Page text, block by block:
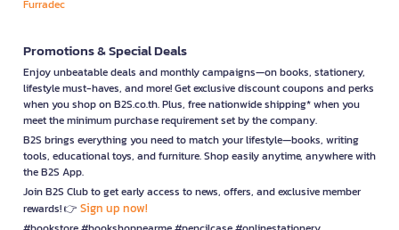
Furradec
Promotions & Special Deals
Enjoy unbeatable deals and monthly campaigns—on books, stationery,
lifestyle must-haves, and more! Get exclusive discount coupons and perks
when you shop on B2S.co.th. Plus, free nationwide shipping* when you
meet the minimum purchase requirement set by the company.
B2S brings everything you need to match your lifestyle—books, writing
tools, educational toys, and furniture. Shop easily anytime, anywhere with
the B2S App.
Join B2S Club to get early access to news, offers, and exclusive member
rewards! 👉 Sign up now!